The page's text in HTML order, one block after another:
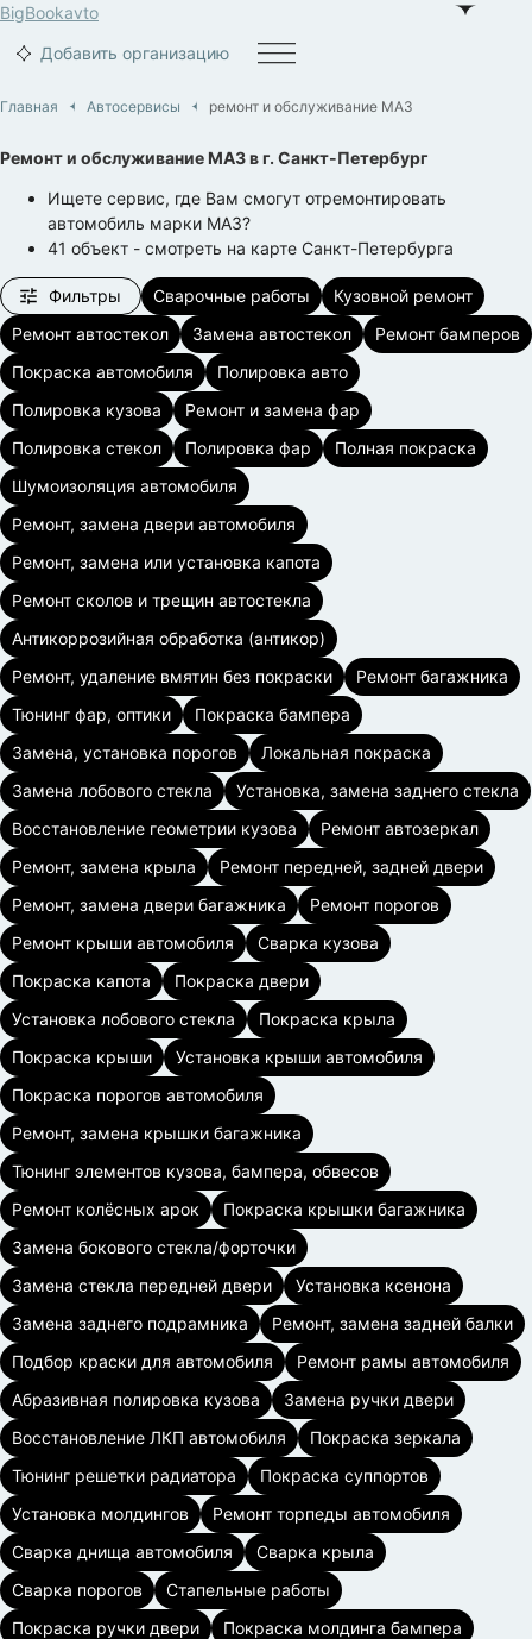
BigBookavto
Добавить организацию
Главная Автосервисы ремонт и обслуживание МАЗ
Ремонт и обслуживание МАЗв г. Санкт-Петербург
Ищете сервис, где Вам смогут отремонтировать
автомобиль марки МАЗ?
41 объект - смотреть на карте Санкт-Петербурга
Фильтры Сварочные работы
Кузовной ремонт
Ремонт автостекол
Замена автостекол
Ремонт бамперов
Покраска автомобиля
Полировка авто
Полировка кузова
Ремонт и замена фар
Полировка стекол
Полировка фар
Полная покраска
Шумоизоляция автомобиля
Ремонт, замена двери автомобиля
Ремонт, замена или установка капота
Ремонт сколов и трещин автостекла
Антикоррозийная обработка (антикор)
Ремонт, удаление вмятин без покраски
Ремонт багажника
Тюнинг фар, оптики
Покраска бампера
Замена, установка порогов
Локальная покраска
Замена лобового стекла
Установка, замена заднего стекла
Восстановление геометрии кузова
Ремонт автозеркал
Ремонт, замена крыла
Ремонт передней, задней двери
Ремонт, замена двери багажника
Ремонт порогов
Ремонт крыши автомобиля
Сварка кузова
Покраска капота
Покраска двери
Установка лобового стекла
Покраска крыла
Покраска крыши
Установка крыши автомобиля
Покраска порогов автомобиля
Ремонт, замена крышки багажника
Тюнинг элементов кузова, бампера, обвесов
Ремонт колёсных арок
Покраска крышки багажника
Замена бокового стекла/форточки
Замена стекла передней двери
Установка ксенона
Замена заднего подрамника
Ремонт, замена задней балки
Подбор краски для автомобиля
Ремонт рамы автомобиля
Абразивная полировка кузова
Замена ручки двери
Восстановление ЛКП автомобиля
Покраска зеркала
Тюнинг решетки радиатора
Покраска суппортов
Установка молдингов
Ремонт торпеды автомобиля
Сварка днища автомобиля
Сварка крыла
Сварка порогов
Стапельные работы
Покраска ручки двери
Покраска молдинга бампера